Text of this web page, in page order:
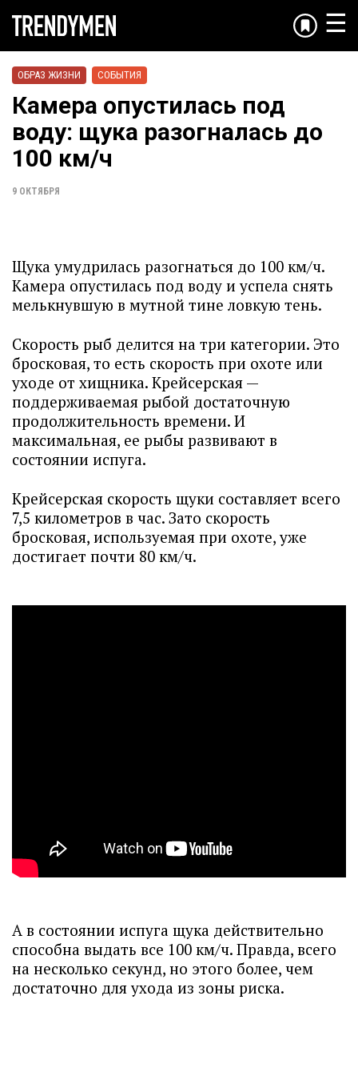
☰
ОБРАЗ ЖИЗНИ СОБЫТИЯ
Камера опустилась под
воду: щука разогналась до
100 км/ч
9 ОКТЯБРЯ
Щука умудрилась разогнаться до 100 км/ч.
Камера опустилась под воду и успела снять
мелькнувшую в мутной тине ловкую тень.
Скорость рыб делится на три категории. Это
бросковая, то есть скорость при охоте или
уходе от хищника. Крейсерская —
поддерживаемая рыбой достаточную
продолжительность времени. И
максимальная, ее рыбы развивают в
состоянии испуга.
Крейсерская скорость щуки составляет всего
7,5 километров в час. Зато скорость
бросковая, используемая при охоте, уже
достигает почти 80 км/ч.
А в состоянии испуга щука действительно
способна выдать все 100 км/ч. Правда, всего
на несколько секунд, но этого более, чем
достаточно для ухода из зоны риска.